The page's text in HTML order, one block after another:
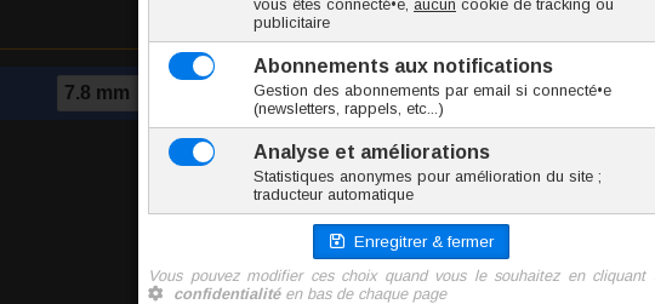
FPUA028-7.8
35 g
18.30 € TTC l'unité